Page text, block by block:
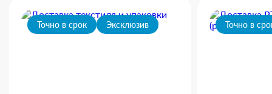
Точно в срок Эксклюзив Точно в